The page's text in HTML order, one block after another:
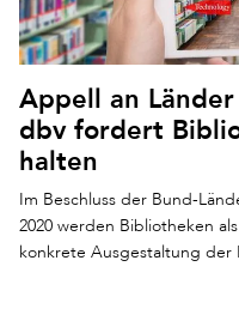
Appell an
dbv fordert
halten
Im Beschluss der Bund-
2020 werden Bibliotheken
konkrete Ausgestaltung